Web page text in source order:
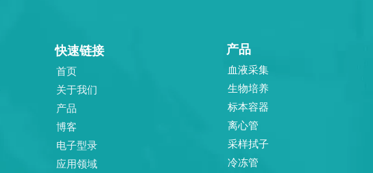
快速链接
首页
关于我们
产品
博客
电子型录
应用领域
产品
血液采集
生物培养
标本容器
离心管
采样拭子
冷冻管